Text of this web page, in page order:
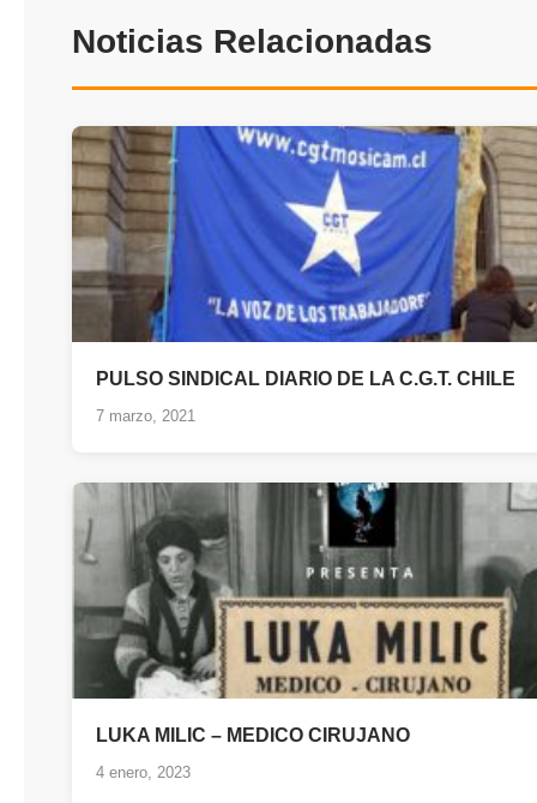
Noticias Relacionadas
PULSO SINDICAL DIARIO DE LA C.G.T. CHILE
7 marzo, 2021
LUKA MILIC – MEDICO CIRUJANO
4 enero, 2023